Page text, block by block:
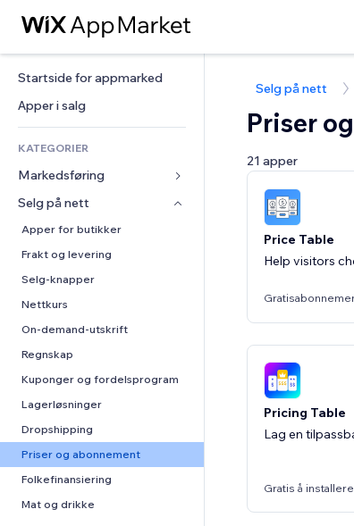
Startside for appmarked
Apper i salg
KATEGORIER
Markedsføring
Annonser
Mobil
Analyser
Sosiale medier
SEO
Engasjement
Nettstedsoppføringer
E-post
Konvertering
Selg på nett
Apper for butikker
Frakt og levering
Selg-knapper
Nettkurs
On-demand-utskrift
Regnskap
Kuponger og fordelsprogram
Lagerløsninger
Dropshipping
Priser og abonnement
Folkefinansiering
Mat og drikke
Selg på nett
Priser
21 apper
Price Table
Help visitors
Pricing Table
Lag en
Gratis å installere